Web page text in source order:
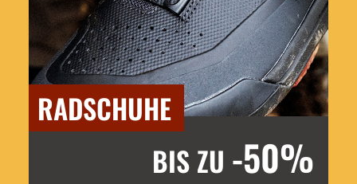
BIS ZU -50%
RADSCHUHE
Jetzt entdecken